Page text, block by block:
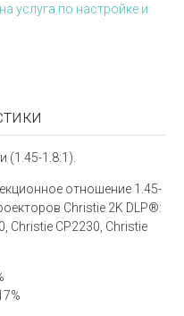
услуга по настройке и
(1.45-1.8:1).
отношение 1.45-
Christie 2K DLP®:
Christie CP2230, Christie